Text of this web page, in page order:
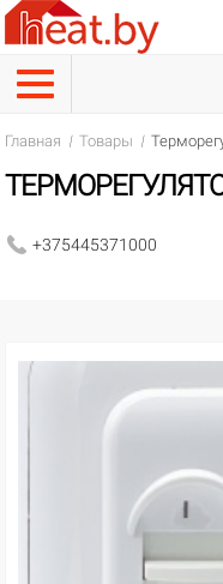
Главная Товары
+375445371000